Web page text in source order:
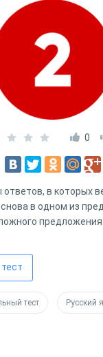
0
в которых
в одном из
тест Русский